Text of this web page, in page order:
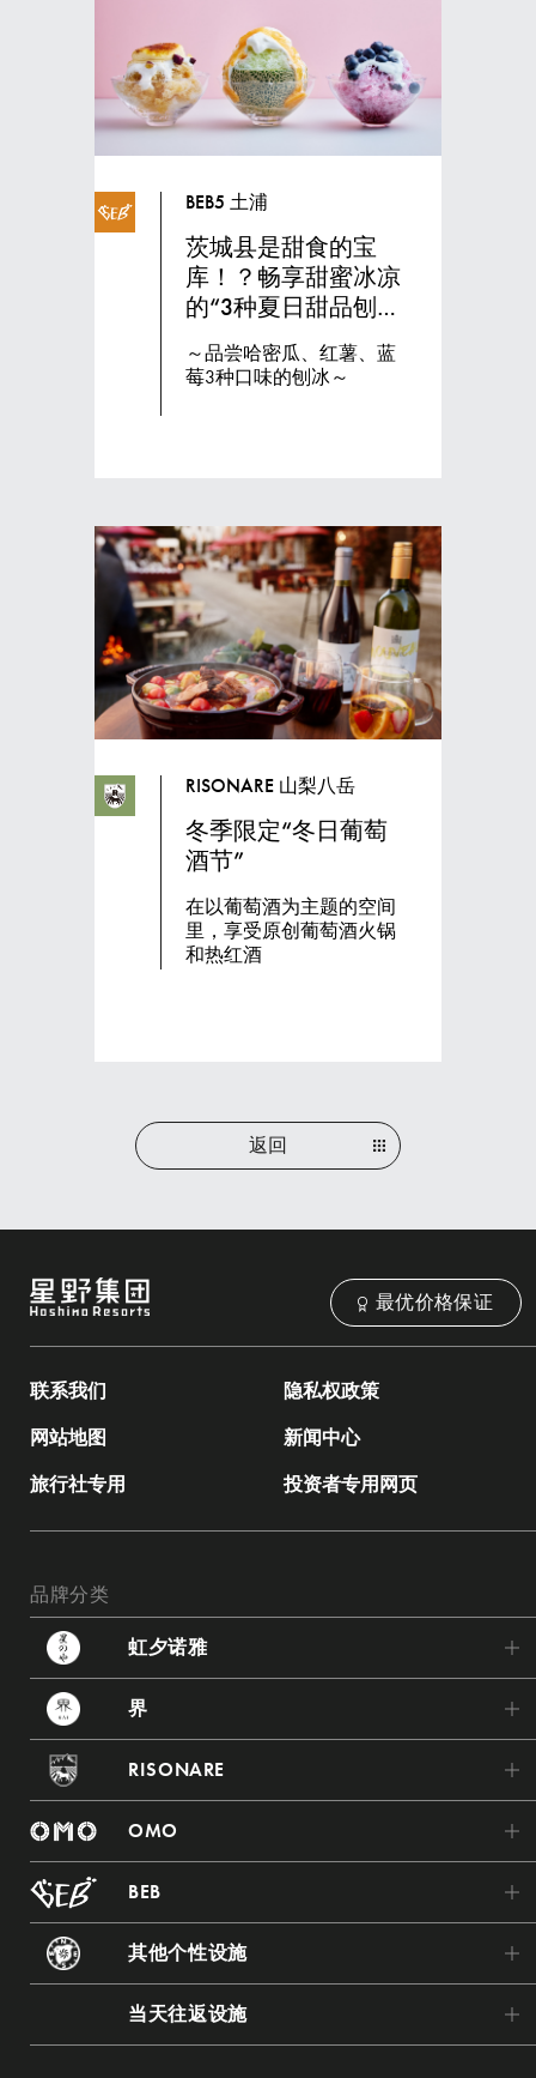
BEB5 土浦
茨城县是甜食的宝
库！？畅享甜蜜冰凉
的“3种夏日甜品刨
冰”
～品尝哈密瓜、红薯、蓝
莓3种口味的刨冰～
RISONARE 山梨八岳
冬季限定“冬日葡萄
酒节”
在以葡萄酒为主题的空间
里，享受原创葡萄酒火锅
和热红酒
返回
最优价格保证
联系我们
隐私权政策
网站地图
新闻中心
旅行社专用
投资者专用网页
品牌分类
虹夕诺雅
虹夕诺雅 轻井泽
虹夕诺雅 富士
虹夕诺雅 奈良监狱
虹夕诺雅 飞鸟
虹夕诺雅 冲绳
虹夕诺雅 竹富岛
虹夕诺雅 巴厘岛
界
界 波罗多
界 秋保
界 鬼怒川
界 草津
界 箱根
界 仙石原
RISONARE
RISONARE Tomamu
RISONARE 热海
RISONARE 山梨八岳
RISONARE 大阪
RISONARE 下关
OMO
OMO7 旭川
OMO5 函馆
OMO5 东京大塚
OMO3 东京赤坂
BEB
BEB5 土浦
BEB5 门司港
其他个性设施
Tomamu The Tower
当天往返设施
星野TOMAMU度假村